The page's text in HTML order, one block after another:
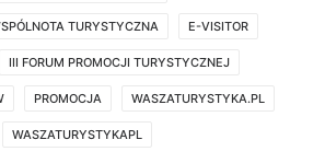
TURYSTYCZNA E-VISITOR
III FORUM PROMOCJI TURYSTYCZNEJ
PROMOCJA WASZATURYSTYKA.PL
WASZATURYSTYKAPL